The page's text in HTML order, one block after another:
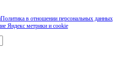
Политика в отношении персональных данных
Яндекс метрики и cookie